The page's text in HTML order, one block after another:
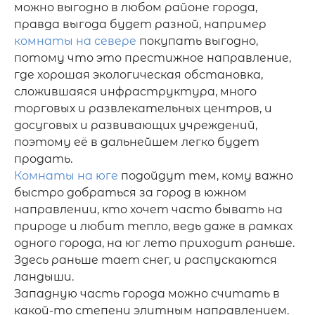
можно выгодно в любом районе города,
комнаты на севере покупать выгодно,
потому что это престижное направление,
где хорошая экологическая обстановка,
сложившаяся инфраструктура, много
торговых и развлекательных центров, и
досуговых и развивающих учреждений,
поэтому её в дальнейшем легко будет
Комнаты на юге подойдут тем, кому важно
быстро добраться за город в южном
направлении, кто хочет часто бывать на
природе и любит тепло, ведь даже в рамках
одного города, на юг лето приходит раньше.
Здесь раньше тает снег, и распускаются
ландыши.
Западную часть города можно считать в